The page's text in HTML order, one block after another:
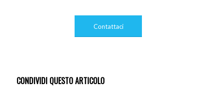
Contattaci
CONDIVIDI QUESTO ARTICOLO